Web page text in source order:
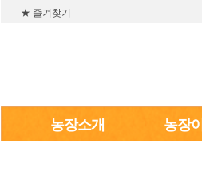
★ 즐겨찾기
농장소개 농장